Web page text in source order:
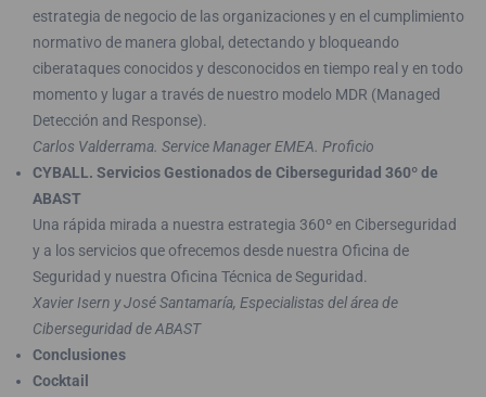
estrategia de negocio de las organizaciones y en el cumplimiento
normativo de manera global, detectando y bloqueando
ciberataques conocidos y desconocidos en tiempo real y en todo
momento y lugar a través de nuestro modelo MDR (Managed
Detección and Response).
Carlos Valderrama. Service Manager EMEA. Proficio
CYBALL. Servicios Gestionados de Ciberseguridad 360º de
ABAST
Una rápida mirada a nuestra estrategia 360º en Ciberseguridad
y a los servicios que ofrecemos desde nuestra Oficina de
Seguridad y nuestra Oficina Técnica de Seguridad.
Xavier Isern y José Santamaría, Especialistas del área de
Ciberseguridad de ABAST
Conclusiones
Cocktail